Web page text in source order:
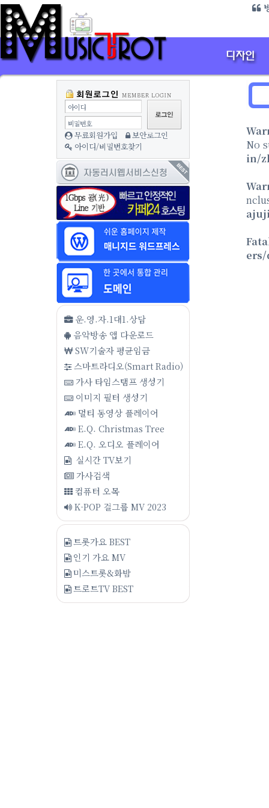
아이디
비밀번호
무료회원가입
보안로그인
아이디/비밀번호찾기
운.영.자.1대1.상담
음악방송 앱 다운로드
SW기술자 평균임금
스마트라디오(Smart Radio)
가사 타임스탬프 생성기
이미지 필터 생성기
멀티 동영상 플레이어
E.Q. Christmas Tree
E.Q. 오디오 플레이어
실시간 TV보기
가사검색
컴퓨터 오목
K-POP 걸그룹 MV 2023
트롯가요 BEST
인기 가요 MV
미스트롯&화밤
트로트TV BEST
No
in/